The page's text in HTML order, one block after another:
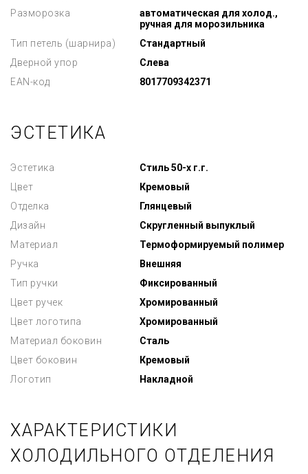
Разморозка
автоматическая для холод.,
ручная для морозильника
Тип петель (шарнира)
Стандартный
Дверной упор
Слева
EAN-код
8017709342371
ЭСТЕТИКА
Эстетика
Стиль 50-х г.г.
Цвет
Кремовый
Отделка
Глянцевый
Дизайн
Скругленный выпуклый
Материал
Термоформируемый полимер
Ручка
Внешняя
Тип ручки
Фиксированный
Цвет ручек
Хромированный
Цвет логотипа
Хромированный
Материал боковин
Сталь
Цвет боковин
Кремовый
Логотип
Накладной
ХАРАКТЕРИСТИКИ
ХОЛОДИЛЬНОГО ОТДЕЛЕНИЯ